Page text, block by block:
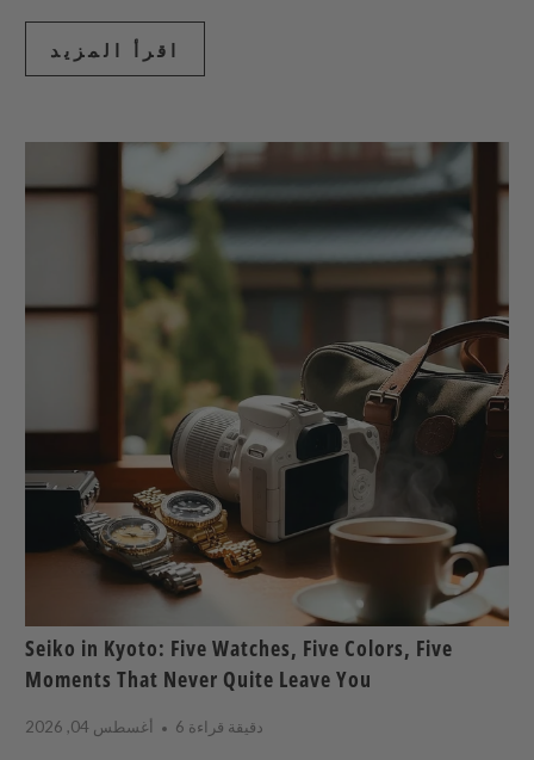
اقرأ المزيد
Seiko in Kyoto: Five Watches, Five Colors, Five
Moments That Never Quite Leave You
أغسطس 04, 2026 6 دقيقة قراءة